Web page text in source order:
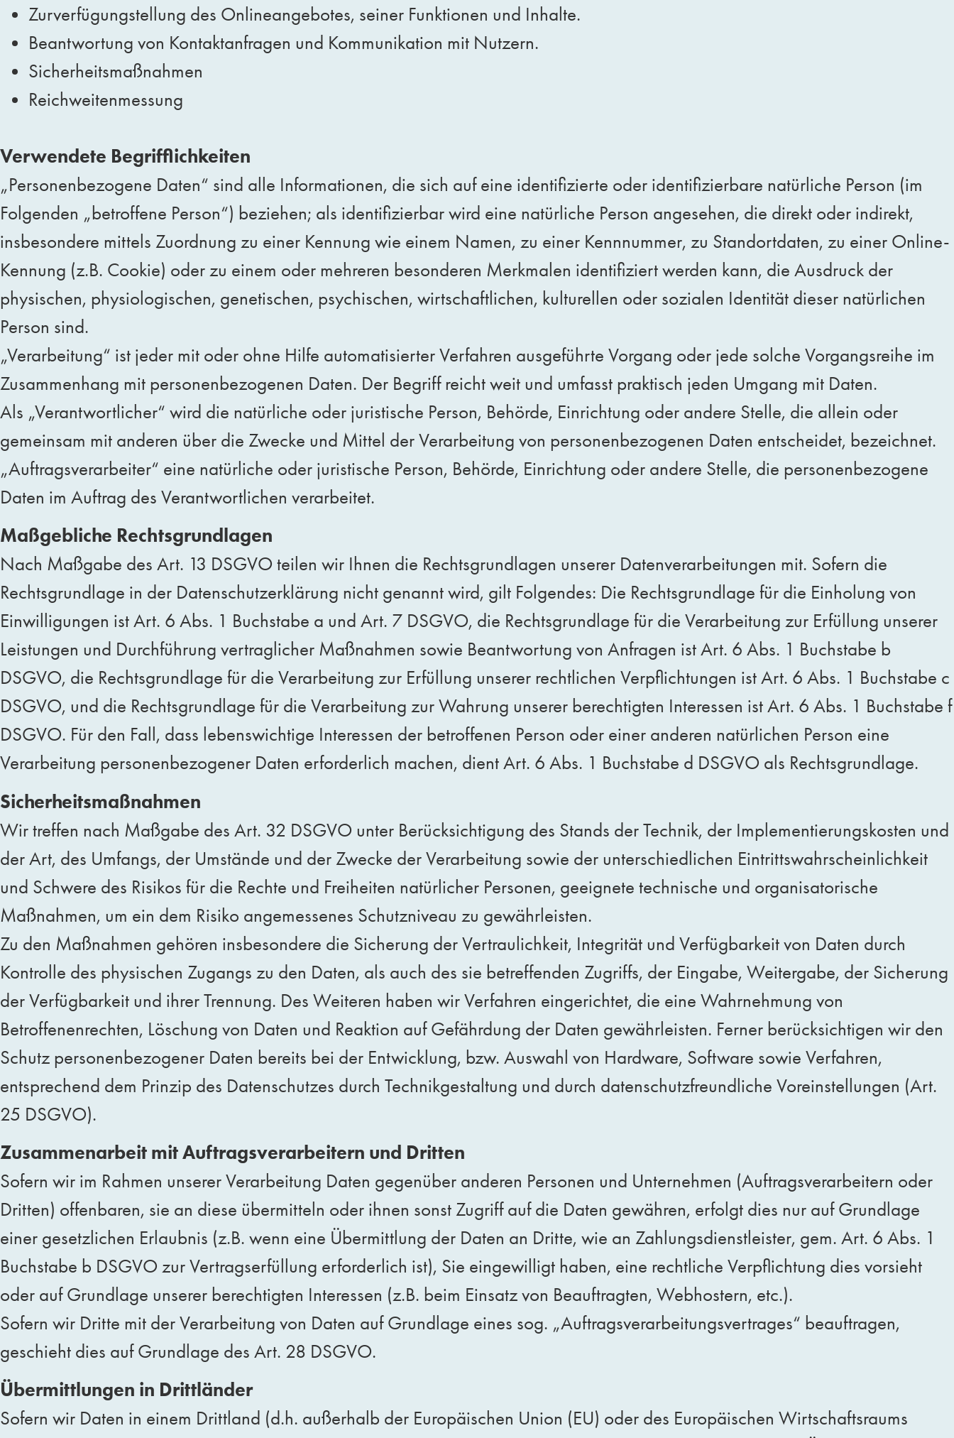
Zurverfügungstellung des Onlineangebotes, seiner Funktionen und Inhalte.
Beantwortung von Kontaktanfragen und Kommunikation mit Nutzern.
Sicherheitsmaßnahmen
Reichweitenmessung
Verwendete Begrifflichkeiten
„Personenbezogene Daten“ sind alle Informationen, die sich auf eine identifizierte oder identifizierbare natürliche Person (im
Folgenden „betroffene Person“) beziehen; als identifizierbar wird eine natürliche Person angesehen, die direkt oder indirekt,
insbesondere mittels Zuordnung zu einer Kennung wie einem Namen, zu einer Kennnummer, zu Standortdaten, zu einer Online-
Kennung (z.B. Cookie) oder zu einem oder mehreren besonderen Merkmalen identifiziert werden kann, die Ausdruck der
physischen, physiologischen, genetischen, psychischen, wirtschaftlichen, kulturellen oder sozialen Identität dieser natürlichen
Person sind.
„Verarbeitung“ ist jeder mit oder ohne Hilfe automatisierter Verfahren ausgeführte Vorgang oder jede solche Vorgangsreihe im
Zusammenhang mit personenbezogenen Daten. Der Begriff reicht weit und umfasst praktisch jeden Umgang mit Daten.
Als „Verantwortlicher“ wird die natürliche oder juristische Person, Behörde, Einrichtung oder andere Stelle, die allein oder
gemeinsam mit anderen über die Zwecke und Mittel der Verarbeitung von personenbezogenen Daten entscheidet, bezeichnet.
„Auftragsverarbeiter“ eine natürliche oder juristische Person, Behörde, Einrichtung oder andere Stelle, die personenbezogene
Daten im Auftrag des Verantwortlichen verarbeitet.
Maßgebliche Rechtsgrundlagen
Nach Maßgabe des Art. 13 DSGVO teilen wir Ihnen die Rechtsgrundlagen unserer Datenverarbeitungen mit. Sofern die
Rechtsgrundlage in der Datenschutzerklärung nicht genannt wird, gilt Folgendes: Die Rechtsgrundlage für die Einholung von
Einwilligungen ist Art. 6 Abs. 1 Buchstabe a und Art. 7 DSGVO, die Rechtsgrundlage für die Verarbeitung zur Erfüllung unserer
Leistungen und Durchführung vertraglicher Maßnahmen sowie Beantwortung von Anfragen ist Art. 6 Abs. 1 Buchstabe b
DSGVO, die Rechtsgrundlage für die Verarbeitung zur Erfüllung unserer rechtlichen Verpflichtungen ist Art. 6 Abs. 1 Buchstabe c
DSGVO, und die Rechtsgrundlage für die Verarbeitung zur Wahrung unserer berechtigten Interessen ist Art. 6 Abs. 1 Buchstabe f
DSGVO. Für den Fall, dass lebenswichtige Interessen der betroffenen Person oder einer anderen natürlichen Person eine
Verarbeitung personenbezogener Daten erforderlich machen, dient Art. 6 Abs. 1 Buchstabe d DSGVO als Rechtsgrundlage.
Sicherheitsmaßnahmen
Wir treffen nach Maßgabe des Art. 32 DSGVO unter Berücksichtigung des Stands der Technik, der Implementierungskosten und
der Art, des Umfangs, der Umstände und der Zwecke der Verarbeitung sowie der unterschiedlichen Eintrittswahrscheinlichkeit
und Schwere des Risikos für die Rechte und Freiheiten natürlicher Personen, geeignete technische und organisatorische
Maßnahmen, um ein dem Risiko angemessenes Schutzniveau zu gewährleisten.
Zu den Maßnahmen gehören insbesondere die Sicherung der Vertraulichkeit, Integrität und Verfügbarkeit von Daten durch
Kontrolle des physischen Zugangs zu den Daten, als auch des sie betreffenden Zugriffs, der Eingabe, Weitergabe, der Sicherung
der Verfügbarkeit und ihrer Trennung. Des Weiteren haben wir Verfahren eingerichtet, die eine Wahrnehmung von
Betroffenenrechten, Löschung von Daten und Reaktion auf Gefährdung der Daten gewährleisten. Ferner berücksichtigen wir den
Schutz personenbezogener Daten bereits bei der Entwicklung, bzw. Auswahl von Hardware, Software sowie Verfahren,
entsprechend dem Prinzip des Datenschutzes durch Technikgestaltung und durch datenschutzfreundliche Voreinstellungen (Art.
25 DSGVO).
Zusammenarbeit mit Auftragsverarbeitern und Dritten
Sofern wir im Rahmen unserer Verarbeitung Daten gegenüber anderen Personen und Unternehmen (Auftragsverarbeitern oder
Dritten) offenbaren, sie an diese übermitteln oder ihnen sonst Zugriff auf die Daten gewähren, erfolgt dies nur auf Grundlage
einer gesetzlichen Erlaubnis (z.B. wenn eine Übermittlung der Daten an Dritte, wie an Zahlungsdienstleister, gem. Art. 6 Abs. 1
Buchstabe b DSGVO zur Vertragserfüllung erforderlich ist), Sie eingewilligt haben, eine rechtliche Verpflichtung dies vorsieht
oder auf Grundlage unserer berechtigten Interessen (z.B. beim Einsatz von Beauftragten, Webhostern, etc.).
Sofern wir Dritte mit der Verarbeitung von Daten auf Grundlage eines sog. „Auftragsverarbeitungsvertrages“ beauftragen,
geschieht dies auf Grundlage des Art. 28 DSGVO.
Übermittlungen in Drittländer
Sofern wir Daten in einem Drittland (d.h. außerhalb der Europäischen Union (EU) oder des Europäischen Wirtschaftsraums